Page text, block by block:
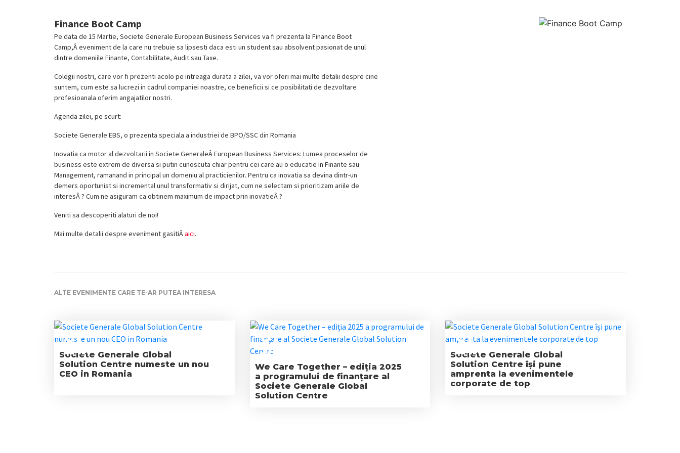
Finance Boot Camp
Pe data de 15 Martie, Societe Generale European Business Services va fi prezenta la Finance Boot
Camp,Â eveniment de la care nu trebuie sa lipsesti daca esti un student sau absolvent pasionat de unul
dintre domeniile Finante, Contabilitate, Audit sau Taxe.
Colegii nostri, care vor fi prezenti acolo pe intreaga durata a zilei, va vor oferi mai multe detalii despre cine
suntem, cum este sa lucrezi in cadrul companiei noastre, ce beneficii si ce posibilitati de dezvoltare
profesioanala oferim angajatilor nostri.
Agenda zilei, pe scurt:
Societe Generale EBS, o prezenta speciala a industriei de BPO/SSC din Romania
Inovatia ca motor al dezvoltarii in Societe GeneraleÂ European Business Services: Lumea proceselor de
business este extrem de diversa si putin cunoscuta chiar pentru cei care au o educatie in Finante sau
Management, ramanand in principal un domeniu al practicienilor. Pentru ca inovatia sa devina dintr-un
demers oportunist si incremental unul transformativ si dirijat, cum ne selectam si prioritizam ariile de
interesÂ ? Cum ne asiguram ca obtinem maximum de impact prin inovatieÂ ?
Veniti sa descoperiti alaturi de noi!
Mai multe detalii despre eveniment gasitiÂaici.
ALTE EVENIMENTE CARE TE-AR PUTEA INTERESA
01
JAN
Societe Generale Global
Solution Centre numeste un nou
CEO in Romania
01
JAN
We Care Together – ediția 2025
a programului de finanțare al
Societe Generale Global
Solution Centre
01
JAN
Societe Generale Global
Solution Centre își pune
amprenta la evenimentele
corporate de top